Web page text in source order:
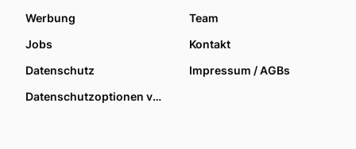
Werbung
Team
Jobs
Kontakt
Datenschutz
Impressum / AGBs
Datenschutzoptionen verwalten